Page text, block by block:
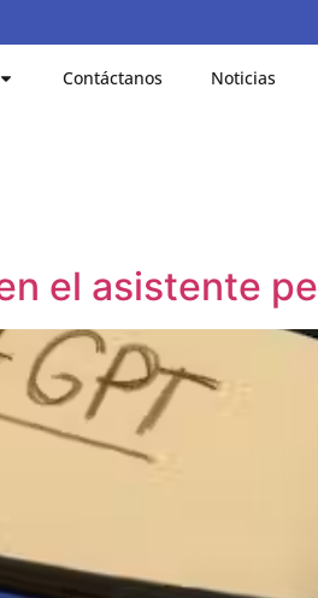
Contáctanos Noticias
el asistente